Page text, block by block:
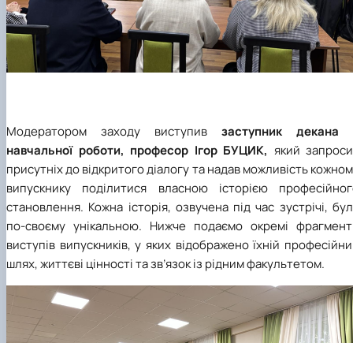
Модератором заходу виступив заступник декана
навчальної роботи, професор Ігор БУЦИК, який
присутніх до відкритого діалогу та надав можливість
випускнику поділитися власною історією
становлення. Кожна історія, озвучена під час зустрічі,
по-своєму унікальною. Нижче подаємо окремі
виступів випускників, у яких відображено їхній
шлях, життєві цінності та зв’язок із рідним факультетом.